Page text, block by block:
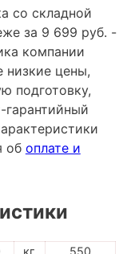
со складной
за 9 699 руб. -
компании
низкие цены,
подготовку,
гарантийный
об оплате и